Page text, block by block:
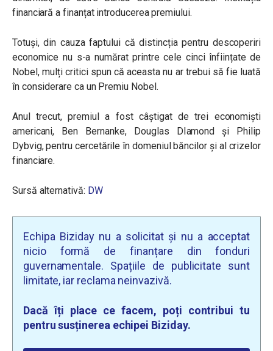
financiară a finanțat introducerea premiului.
Totuși, din cauza faptului că distincția pentru descoperiri
economice nu s-a numărat printre cele cinci înființate de
Nobel, mulți critici spun că aceasta nu ar trebui să fie luată
în considerare ca un Premiu Nobel.
Anul trecut, premiul a fost câștigat de trei economiști
americani, Ben Bernanke, Douglas DIamond și Philip
Dybvig, pentru cercetările în domeniul băncilor și al crizelor
financiare.
Sursă alternativă: DW
Echipa Biziday nu a solicitat și nu a acceptat
nicio formă de finanțare din fonduri
guvernamentale. Spațiile de publicitate sunt
limitate, iar reclama neinvazivă.
Dacă îți place ce facem, poți contribui tu
pentru susținerea echipei Biziday.